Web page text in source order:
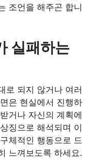
조언을 해주곤 합니
실패하는
로 되지 않거나 여러
은 현실에서 진행하
거나 자신의 계획에
징으로 해석되며 이
체적인 행동으로 드
느껴보도록 하세요.